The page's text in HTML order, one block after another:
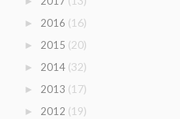
► 2016 (16)
► 2015 (20)
► 2014 (32)
► 2013 (17)
► 2012 (19)